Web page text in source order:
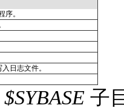
序。
日志文件。
$SYBASE子